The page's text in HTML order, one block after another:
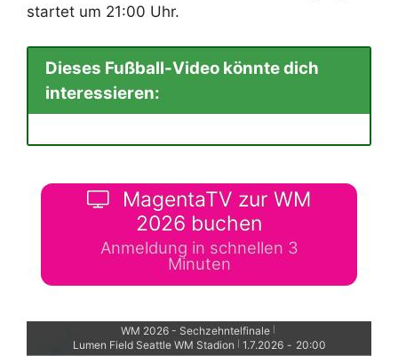
startet um 21:00 Uhr.
Dieses Fußball-Video könnte dich
interessieren:
MagentaTV zur WM
2026 buchen
Anmeldung in schnellen 3
Minuten
WM 2026 - Sechzehntelfinale
Lumen Field Seattle WM Stadion 1.7.2026 - 20:00